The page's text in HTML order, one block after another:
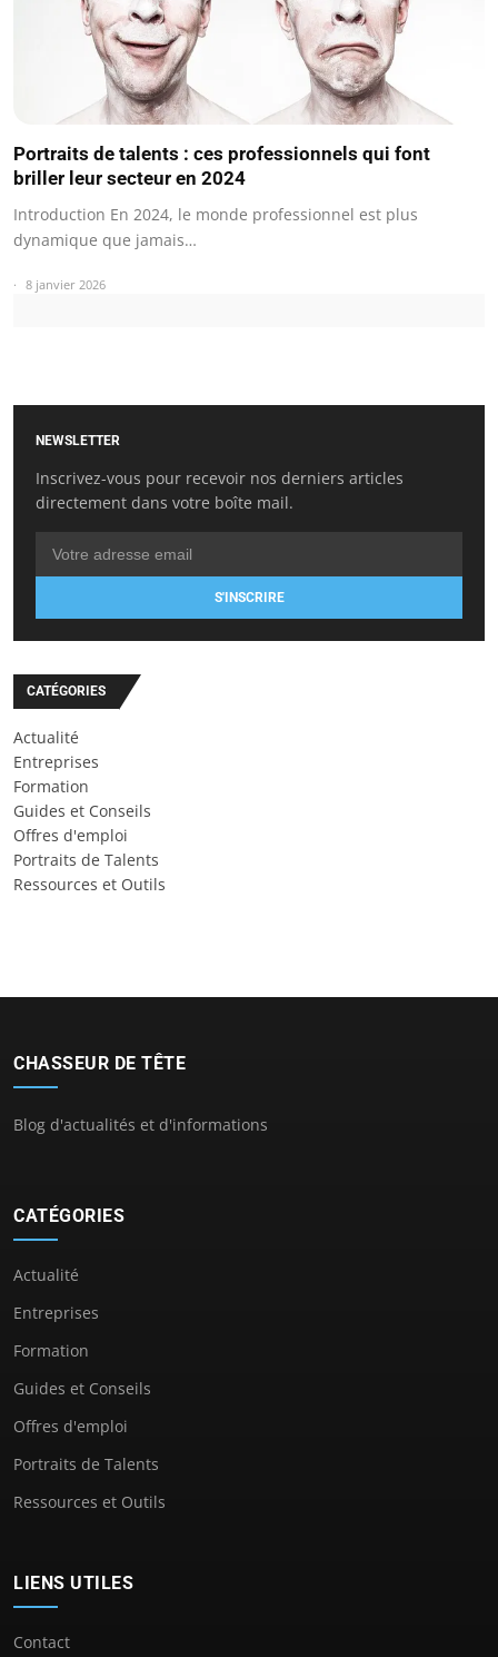
Portraits de talents : ces professionnels qui font
briller leur secteur en 2024
Introduction En 2024, le monde professionnel est plus
dynamique que jamais…
8 janvier 2026
NEWSLETTER
Inscrivez-vous pour recevoir nos derniers articles
directement dans votre boîte mail.
S'INSCRIRE
CATÉGORIES
Actualité
Entreprises
Formation
Guides et Conseils
Offres d'emploi
Portraits de Talents
Ressources et Outils
CHASSEUR DE TÊTE
Blog d'actualités et d'informations
CATÉGORIES
Actualité
Entreprises
Formation
Guides et Conseils
Offres d'emploi
Portraits de Talents
Ressources et Outils
LIENS UTILES
Contact